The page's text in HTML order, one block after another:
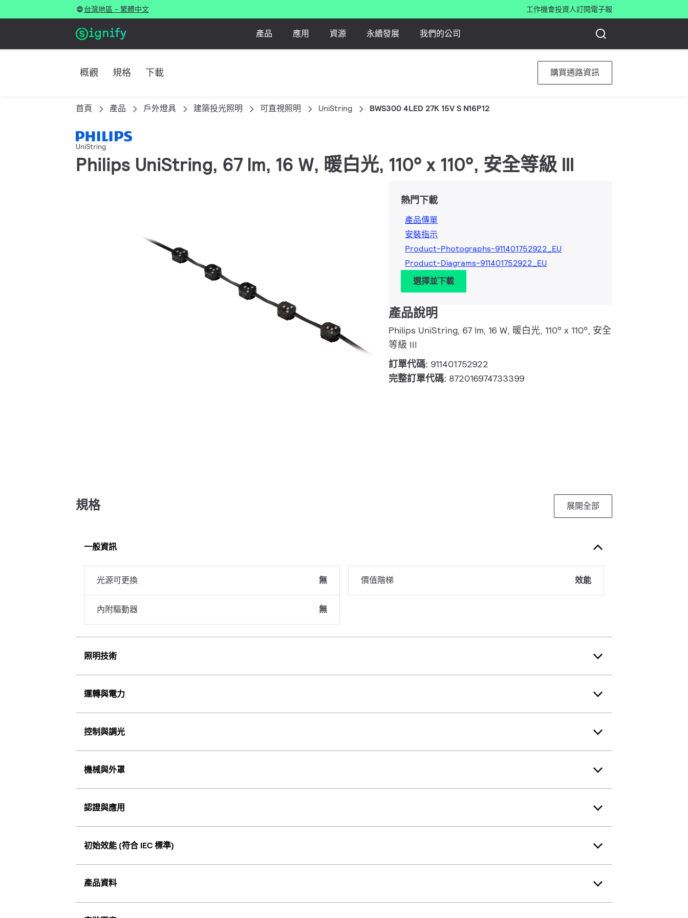
台灣地區 - 繁體中文 工作機會投資人訂閱電子報
產品 應用 資源 永續發展 我們的公司
概觀 規格 下載 購買通路資訊
首頁 產品 戶外燈具 建築投光照明 可直視照明 UniString BWS300 4LED 27K 15V S N16P12
UniString
Philips UniString, 67 lm, 16 W, 暖白光, 110° x 110°, 安全等級 III
熱門下載
產品傳單
安裝指示
Product-Photographs-911401752922_EU
Product-Diagrams-911401752922_EU
選擇並下載
產品說明
Philips UniString, 67 lm, 16 W, 暖白光, 110° x 110°, 安全
等級 III
訂單代碼: 911401752922
完整訂單代碼: 872016974733399
規格 展開全部
一般資訊
光源可更換 無
內附驅動器 無
價值階梯 效能
照明技術
運轉與電力
控制與調光
機械與外罩
認證與應用
初始效能 (符合 IEC 標準)
產品資料